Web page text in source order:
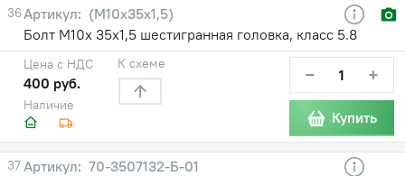
36
(М10х35х1,5)
Болт М10х 35х1,5 шестигранная головка, класс 5.8
Наличие
Цена с НДС
400 руб.
К схеме − +
Купить
37
70-3507132-Б-01